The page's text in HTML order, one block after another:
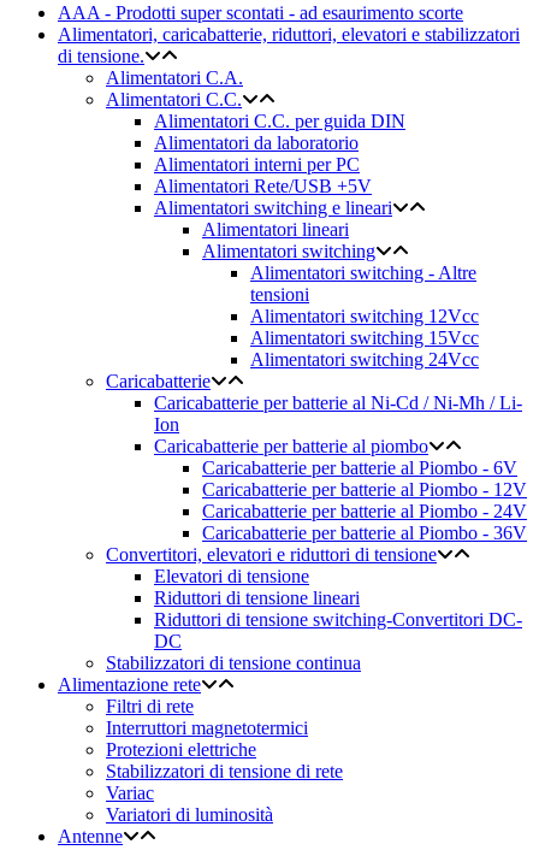
AAA - Prodotti super scontati - ad esaurimento scorte
Alimentatori, caricabatterie, riduttori, elevatori e stabilizzatori
di tensione.
Alimentatori C.A.
Alimentatori C.C.
Alimentatori C.C. per guida DIN
Alimentatori da laboratorio
Alimentatori interni per PC
Alimentatori Rete/USB +5V
Alimentatori switching e lineari
Alimentatori lineari
Alimentatori switching
Alimentatori switching - Altre
tensioni
Alimentatori switching 12Vcc
Alimentatori switching 15Vcc
Alimentatori switching 24Vcc
Caricabatterie
Caricabatterie per batterie al Ni-Cd / Ni-Mh / Li-
Ion
Caricabatterie per batterie al piombo
Caricabatterie per batterie al Piombo - 6V
Caricabatterie per batterie al Piombo - 12V
Caricabatterie per batterie al Piombo - 24V
Caricabatterie per batterie al Piombo - 36V
Convertitori, elevatori e riduttori di tensione
Elevatori di tensione
Riduttori di tensione lineari
Riduttori di tensione switching-Convertitori DC-
DC
Stabilizzatori di tensione continua
Alimentazione rete
Filtri di rete
Interruttori magnetotermici
Protezioni elettriche
Stabilizzatori di tensione di rete
Variac
Variatori di luminosità
Antenne